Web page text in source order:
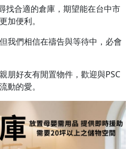
找合適的倉庫，期望能在台中市
加便利。
我們相信在禱告與等待中，必會
朋好友有閒置物件，歡迎與PSC
動的愛。